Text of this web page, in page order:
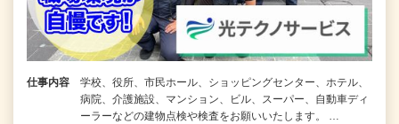
仕事内容
学校、役所、市民ホール、ショッピングセンター、ホテル、
病院、介護施設、マンション、ビル、スーパー、自動車ディ
ーラーなどの建物点検や検査をお願いいたします。 …